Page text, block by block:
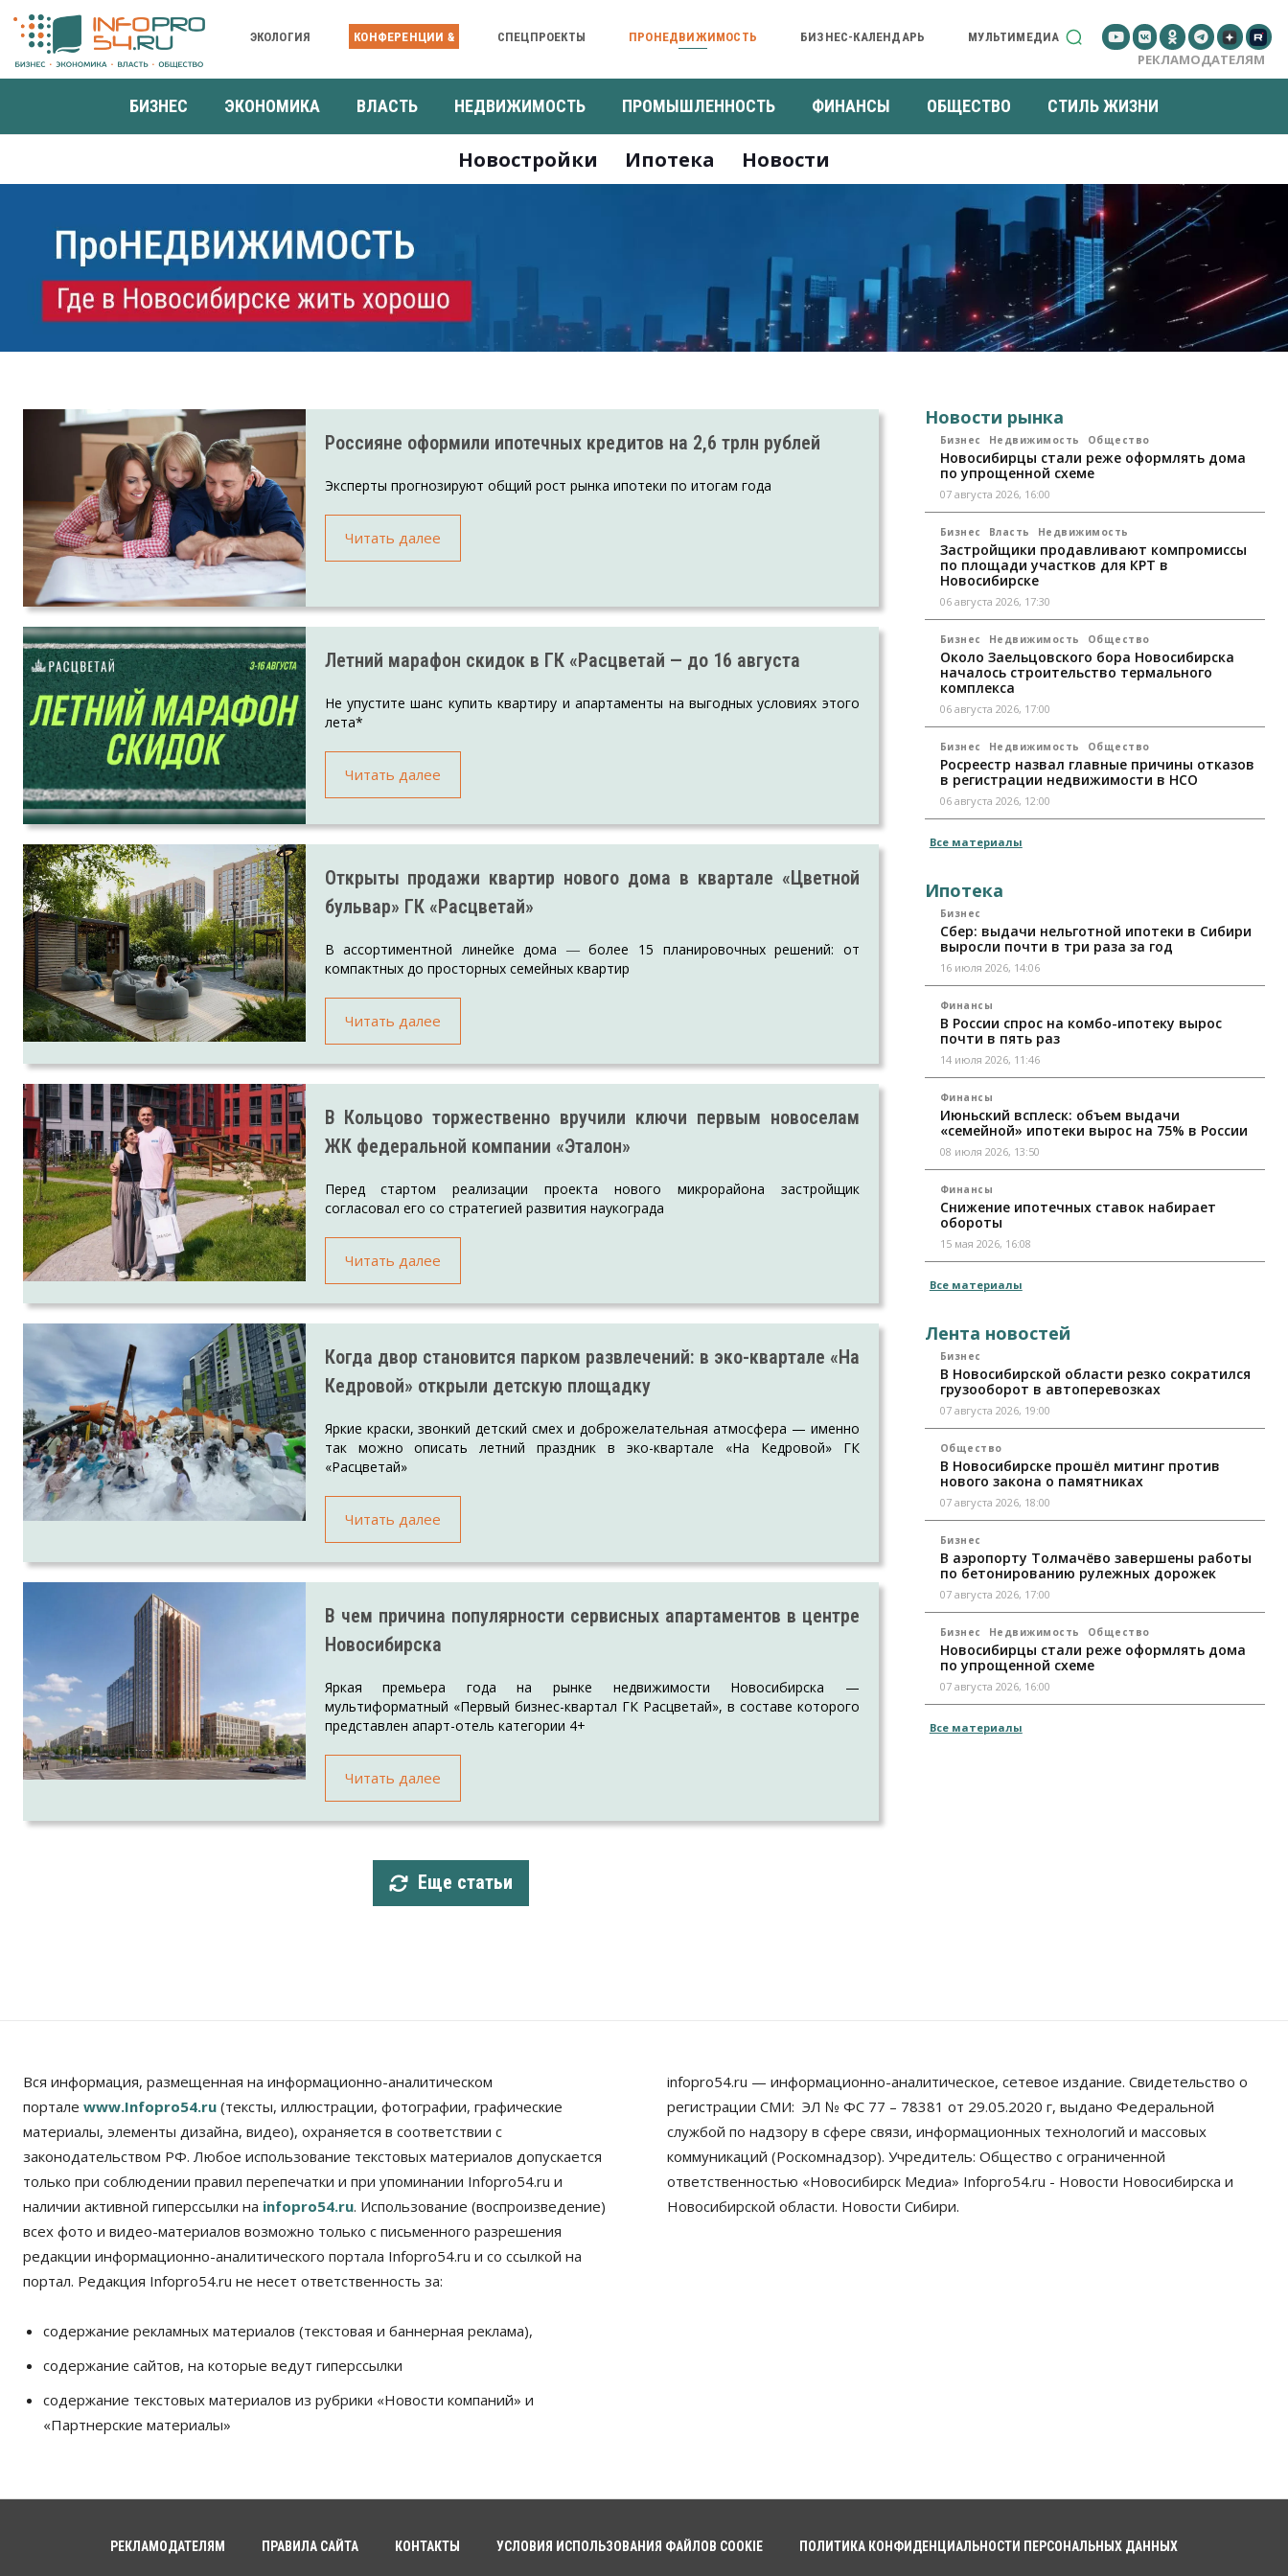
ЭКОЛОГИЯ КОНФЕРЕНЦИИ & СПЕЦПРОЕКТЫ ПРОНЕДВИЖИМОСТЬ БИЗНЕС-КАЛЕНДАРЬ МУЛЬТИМЕДИА
РЕКЛАМОДАТЕЛЯМ
БИЗНЕС ЭКОНОМИКА ВЛАСТЬ НЕДВИЖИМОСТЬ ПРОМЫШЛЕННОСТЬ ФИНАНСЫ ОБЩЕСТВО СТИЛЬ ЖИЗНИ
Новостройки Ипотека Новости
Россияне оформили ипотечных кредитов на 2,6 трлн рублей
Эксперты прогнозируют общий рост рынка ипотеки по итогам года
Читать далее
Летний марафон скидок в ГК «Расцветай — до 16 августа
Не упустите шанс купить квартиру и апартаменты на выгодных условиях этого
лета*
Читать далее
Открыты продажи квартир нового дома в квартале «Цветной
бульвар» ГК «Расцветай»
В ассортиментной линейке дома ― более 15 планировочных решений: от
компактных до просторных семейных квартир
Читать далее
В Кольцово торжественно вручили ключи первым новоселам
ЖК федеральной компании «Эталон»
Перед стартом реализации проекта нового микрорайона застройщик
согласовал его со стратегией развития наукограда
Читать далее
Когда двор становится парком развлечений: в эко-квартале «На
Кедровой» открыли детскую площадку
Яркие краски, звонкий детский смех и доброжелательная атмосфера — именно
так можно описать летний праздник в эко-квартале «На Кедровой» ГК
«Расцветай»
Читать далее
В чем причина популярности сервисных апартаментов в центре
Новосибирска
Яркая премьера года на рынке недвижимости Новосибирска —
мультиформатный «Первый бизнес-квартал ГК Расцветай», в составе которого
представлен апарт-отель категории 4+
Читать далее
Еще статьи
Новости рынка
Бизнес Недвижимость Общество
Новосибирцы стали реже оформлять дома
по упрощенной схеме
07 августа 2026, 16:00
Бизнес Власть Недвижимость
Застройщики продавливают компромиссы
по площади участков для КРТ в
Новосибирске
06 августа 2026, 17:30
Бизнес Недвижимость Общество
Около Заельцовского бора Новосибирска
началось строительство термального
комплекса
06 августа 2026, 17:00
Бизнес Недвижимость Общество
Росреестр назвал главные причины отказов
в регистрации недвижимости в НСО
06 августа 2026, 12:00
Все материалы
Ипотека
Бизнес
Сбер: выдачи нельготной ипотеки в Сибири
выросли почти в три раза за год
16 июля 2026, 14:06
Финансы
В России спрос на комбо-ипотеку вырос
почти в пять раз
14 июля 2026, 11:46
Финансы
Июньский всплеск: объем выдачи
«семейной» ипотеки вырос на 75% в России
08 июля 2026, 13:50
Финансы
Снижение ипотечных ставок набирает
обороты
15 мая 2026, 16:08
Все материалы
Лента новостей
Бизнес
В Новосибирской области резко сократился
грузооборот в автоперевозках
07 августа 2026, 19:00
Общество
В Новосибирске прошёл митинг против
нового закона о памятниках
07 августа 2026, 18:00
Бизнес
В аэропорту Толмачёво завершены работы
по бетонированию рулежных дорожек
07 августа 2026, 17:00
Бизнес Недвижимость Общество
Новосибирцы стали реже оформлять дома
по упрощенной схеме
07 августа 2026, 16:00
Все материалы
Вся информация, размещенная на информационно-аналитическом
портале www.Infopro54.ru (тексты, иллюстрации, фотографии, графические
материалы, элементы дизайна, видео), охраняется в соответствии с
законодательством РФ. Любое использование текстовых материалов допускается
только при соблюдении правил перепечатки и при упоминании Infopro54.ru и
наличии активной гиперссылки на infopro54.ru. Использование (воспроизведение)
всех фото и видео-материалов возможно только с письменного разрешения
редакции информационно-аналитического портала Infopro54.ru и со ссылкой на
портал. Редакция Infopro54.ru не несет ответственность за:
содержание рекламных материалов (текстовая и баннерная реклама),
содержание сайтов, на которые ведут гиперссылки
содержание текстовых материалов из рубрики «Новости компаний» и
«Партнерские материалы»
infopro54.ru — информационно-аналитическое, сетевое издание. Свидетельство о
регистрации СМИ: ЭЛ № ФС 77 – 78381 от 29.05.2020 г, выдано Федеральной
службой по надзору в сфере связи, информационных технологий и массовых
коммуникаций (Роскомнадзор). Учредитель: Общество с ограниченной
ответственностью «Новосибирск Медиа» Infopro54.ru - Новости Новосибирска и
Новосибирской области. Новости Сибири.
РЕКЛАМОДАТЕЛЯМ ПРАВИЛА САЙТА КОНТАКТЫ УСЛОВИЯ ИСПОЛЬЗОВАНИЯ ФАЙЛОВ COOKIE ПОЛИТИКА КОНФИДЕНЦИАЛЬНОСТИ ПЕРСОНАЛЬНЫХ ДАННЫХ